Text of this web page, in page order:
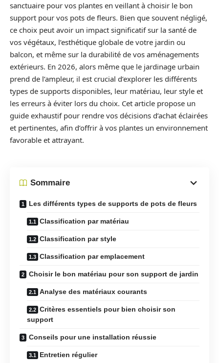
sanctuaire pour vos plantes en veillant à choisir le bon
support pour vos pots de fleurs. Bien que souvent négligé,
ce choix peut avoir un impact significatif sur la santé de
vos végétaux, l’esthétique globale de votre jardin ou
balcon, et même sur la durabilité de vos aménagements
extérieurs. En 2026, alors même que le jardinage urbain
prend de l’ampleur, il est crucial d’explorer les différents
types de supports disponibles, leur matériau, leur style et
les erreurs à éviter lors du choix. Cet article propose un
guide exhaustif pour rendre vos décisions d’achat éclairées
et pertinentes, afin d’offrir à vos plantes un environnement
favorable et attrayant.
Sommaire
Les différents types de supports de pots de fleurs
Classification par matériau
Classification par style
Classification par emplacement
Choisir le bon matériau pour son support de jardin
Analyse des matériaux courants
Critères essentiels pour bien choisir son
support
Conseils pour une installation réussie
Entretien régulier